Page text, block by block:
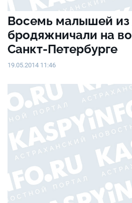
Восемь малышей из
бродяжничали на
Санкт-Петербурге
19.05.2014 11:46